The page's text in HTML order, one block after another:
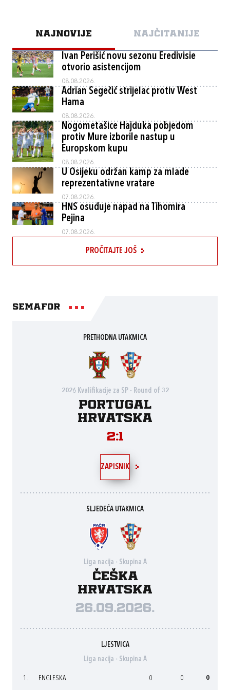
NAJNOVIJE NAJČITANIJE
Ivan Perišić novu sezonu Eredivisie
otvorio asistencijom
08.08.2026.
Adrian Segečić strijelac protiv West
Hama
08.08.2026.
Nogometašice Hajduka pobjedom
protiv Mure izborile nastup u
Europskom kupu
08.08.2026.
U Osijeku održan kamp za mlade
reprezentativne vratare
07.08.2026.
HNS osuđuje napad na Tihomira
Pejina
07.08.2026.
PROČITAJTE JOŠ
Semafor
PRETHODNA UTAKMICA
2026 Kvalifikacije za SP - Round of 32
Portugal
Hrvatska
2:1
ZAPISNIK
SLJEDEĆA UTAKMICA
Liga nacija - Skupina A
Češka
Hrvatska
26.09.2026.
LJESTVICA
Liga nacija - Skupina A
1. ENGLESKA 0 0 0